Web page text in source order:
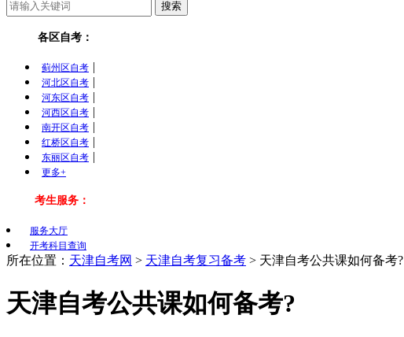
各区自考：
蓟州区自考 |
河北区自考 |
河东区自考 |
河西区自考 |
南开区自考 |
红桥区自考 |
东丽区自考 |
更多+
考生服务：
服务大厅
开考科目查询
所在位置： 天津自考网 > 天津自考复习备考 > 天津自考公共课如何备考?
天津自考公共课如何备考?